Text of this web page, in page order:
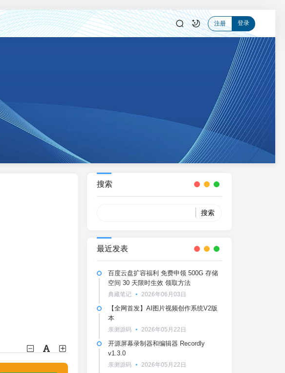
注册 登录
搜索
最近发表
百度云盘扩容福利 免费申领 500G 存储
空间 30 天限时生效 领取方法
典藏笔记 2026年06月03日
【全网首发】AI图片视频创作系统V2版
本
亲测源码 2026年05月22日
开源屏幕录制器和编辑器 Recordly
v1.3.0
亲测源码 2026年05月22日